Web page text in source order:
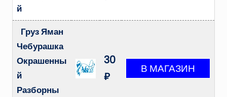
й
Груз Яман
Чебурашка
Окрашенны
й
Разборны
30
₽